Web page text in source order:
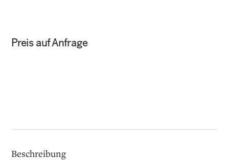
Preis auf Anfrage
Beschreibung